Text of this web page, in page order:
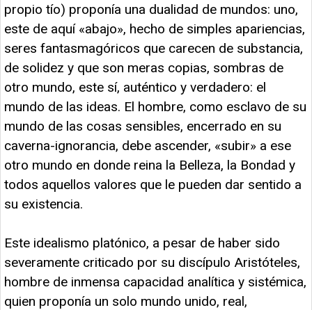
propio tío) proponía una dualidad de mundos: uno,
este de aquí «abajo», hecho de simples apariencias,
seres fantasmagóricos que carecen de substancia,
de solidez y que son meras copias, sombras de
otro mundo, este sí, auténtico y verdadero: el
mundo de las ideas. El hombre, como esclavo de su
mundo de las cosas sensibles, encerrado en su
caverna-ignorancia, debe ascender, «subir» a ese
otro mundo en donde reina la Belleza, la Bondad y
todos aquellos valores que le pueden dar sentido a
su existencia.
Este idealismo platónico, a pesar de haber sido
severamente criticado por su discípulo Aristóteles,
hombre de inmensa capacidad analítica y sistémica,
quien proponía un solo mundo unido, real,